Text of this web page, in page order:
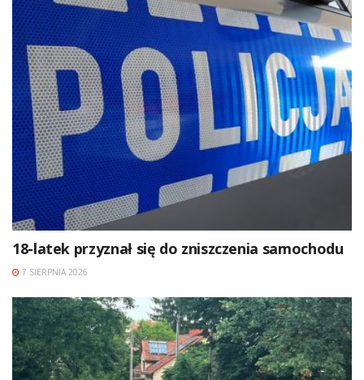
18-latek przyznał się do zniszczenia samochodu
7 SIERPNIA 2026